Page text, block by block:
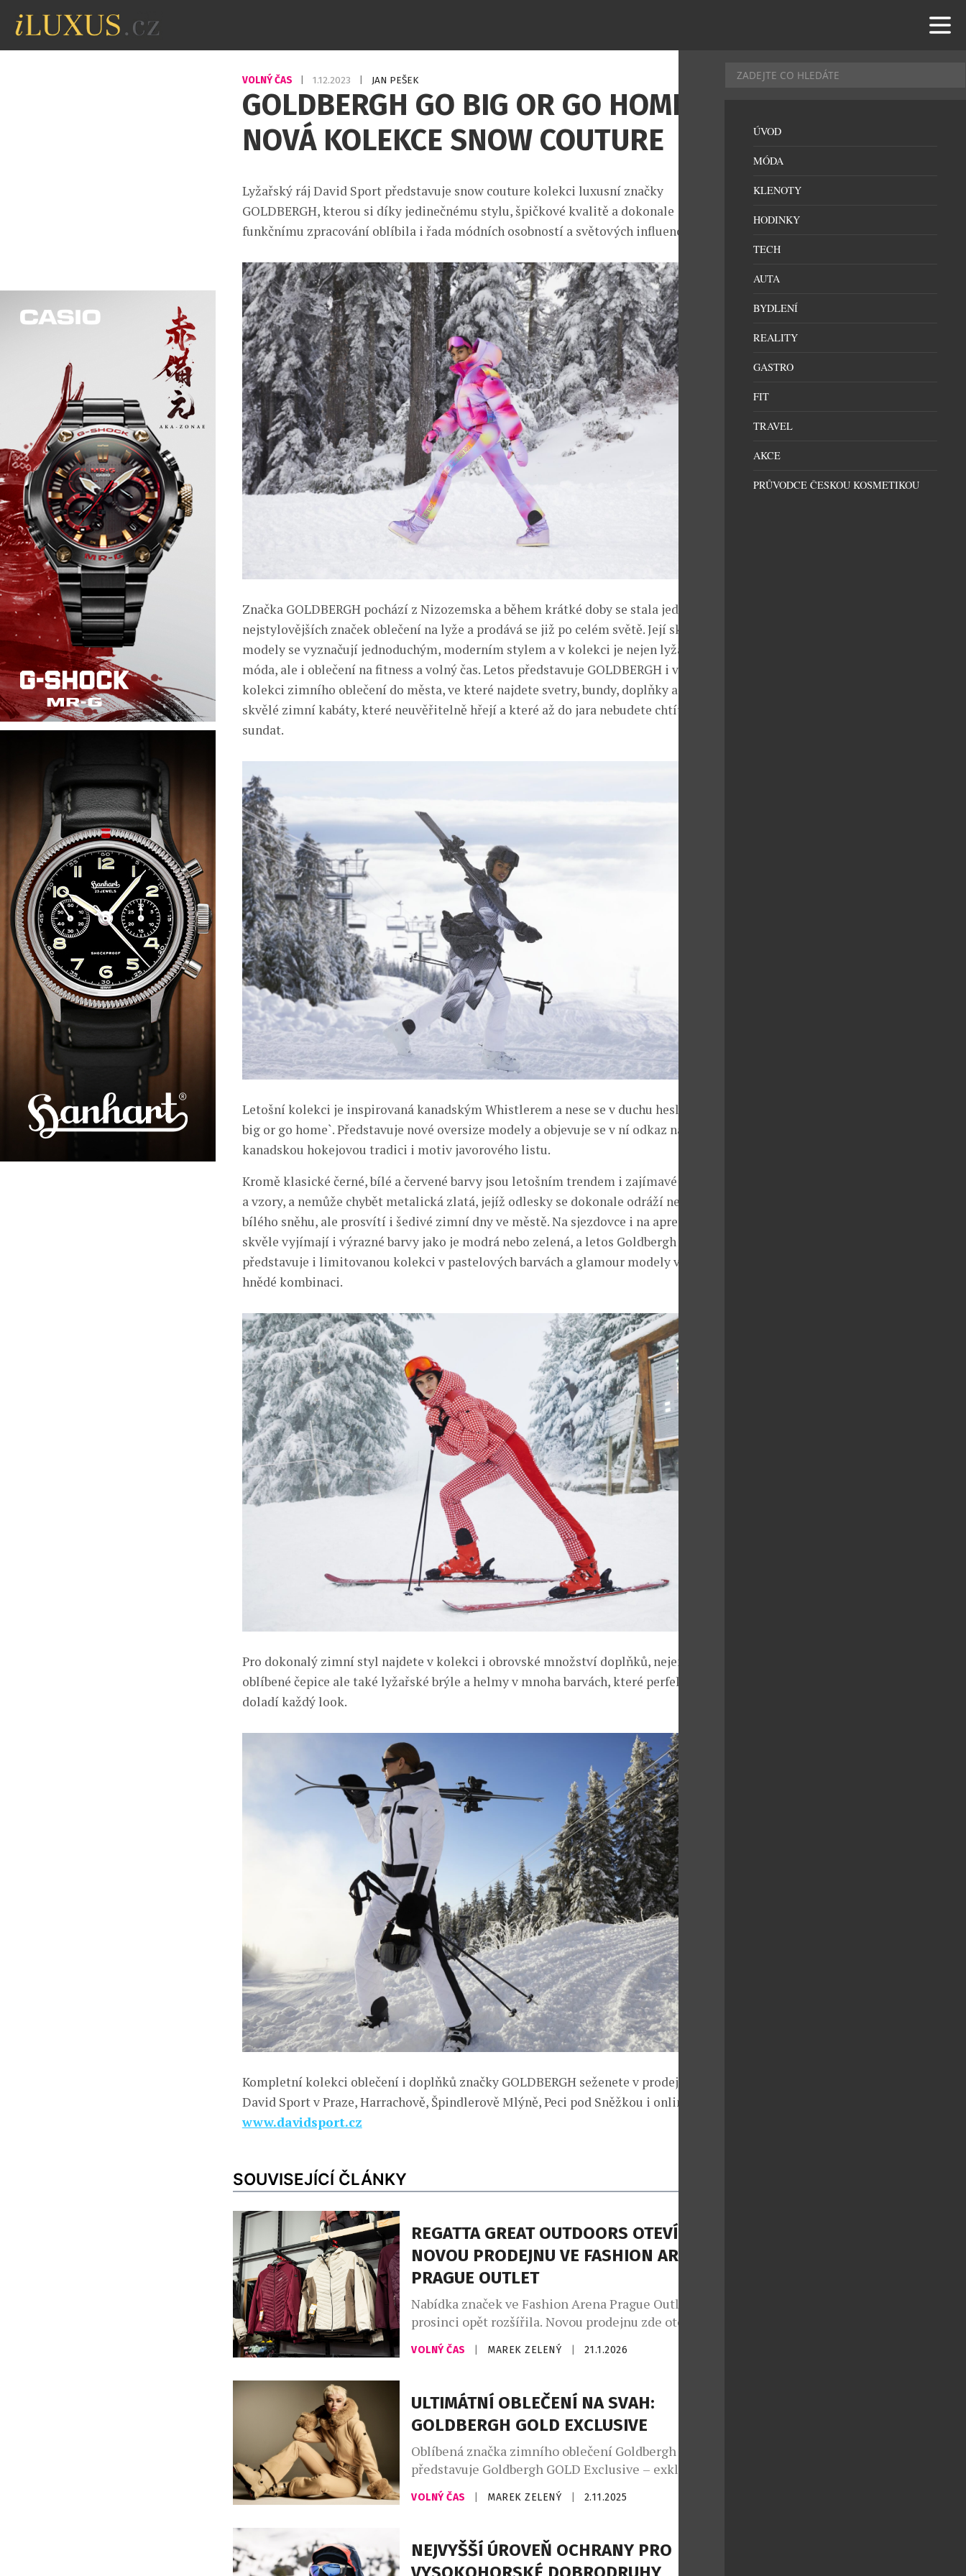
VOLNÝ ČAS 1.12.2023 JAN PEŠEK
GOLDBERGH GO BIG OR GO HOME:
NOVÁ KOLEKCE SNOW COUTURE
Lyžařský ráj David Sport představuje snow couture kolekci luxusní značky
GOLDBERGH, kterou si díky jedinečnému stylu, špičkové kvalitě a dokonale
funkčnímu zpracování oblíbila i řada módních osobností a světových influencerů.
Značka GOLDBERGH pochází z Nizozemska a během krátké doby se stala jednou z
nejstylovějších značek oblečení na lyže a prodává se již po celém světě. Její skiwear
modely se vyznačují jednoduchým, moderním stylem a v kolekci je nejen lyžařská
móda, ale i oblečení na fitness a volný čas. Letos představuje GOLDBERGH i velkou
kolekci zimního oblečení do města, ve které najdete svetry, bundy, doplňky a hlavně
skvělé zimní kabáty, které neuvěřitelně hřejí a které až do jara nebudete chtít
sundat.
Letošní kolekci je inspirovaná kanadským Whistlerem a nese se v duchu hesla `Go
big or go home`. Představuje nové oversize modely a objevuje se v ní odkaz na
kanadskou hokejovou tradici i motiv javorového listu.
Kromě klasické černé, bílé a červené barvy jsou letošním trendem i zajímavé potisky
a vzory, a nemůže chybět metalická zlatá, jejíž odlesky se dokonale odráží nejen od
bílého sněhu, ale prosvítí i šedivé zimní dny ve městě. Na sjezdovce i na apres-ski se
skvěle vyjímají i výrazné barvy jako je modrá nebo zelená, a letos Goldbergh
představuje i limitovanou kolekci v pastelových barvách a glamour modely ve zlato-
hnědé kombinaci.
Pro dokonalý zimní styl najdete v kolekci i obrovské množství doplňků, nejen
oblíbené čepice ale také lyžařské brýle a helmy v mnoha barvách, které perfektně
doladí každý look.
Kompletní kolekci oblečení i doplňků značky GOLDBERGH seženete v prodejnách
David Sport v Praze, Harrachově, Špindlerově Mlýně, Peci pod Sněžkou i online na:
www.davidsport.cz
SOUVISEJÍCÍ ČLÁNKY
REGATTA GREAT OUTDOORS OTEVÍRÁ
NOVOU PRODEJNU VE FASHION ARENA
PRAGUE OUTLET
Nabídka značek ve Fashion Arena Prague Outlet se v
prosinci opět rozšířila. Novou prodejnu zde otevřela
britská outdoorová značka Regatta Great Outdoors,
která má více než čtyřicetiletou tradici a patří mezi
doplňků pro aktivní životní styl. Otevření nové
prodejny reaguje na rostoucí zájem zákazníků o
kvalitní a […]
VOLNÝ ČAS MAREK ZELENÝ 21.1.2026
ULTIMÁTNÍ OBLEČENÍ NA SVAH:
GOLDBERGH GOLD EXCLUSIVE
Oblíbená značka zimního oblečení Goldbergh
představuje Goldbergh GOLD Exclusive – exkluzivní
limitovanou kolekci, která posouvá pojetí alpské
elegance na novou úroveň Tato exkluzivní kapsulová
luxusním italským stylem a je určena ženám, které
dokáží ocenit kvalitu v každém detailu – na svahu i
VOLNÝ ČAS MAREK ZELENÝ 2.11.2025
NEJVYŠŠÍ ÚROVEŇ OCHRANY PRO
ÚVOD
MÓDA
KLENOTY
HODINKY
TECH
AUTA
BYDLENÍ
REALITY
GASTRO
FIT
TRAVEL
AKCE
PRŮVODCE ČESKOU KOSMETIKOU